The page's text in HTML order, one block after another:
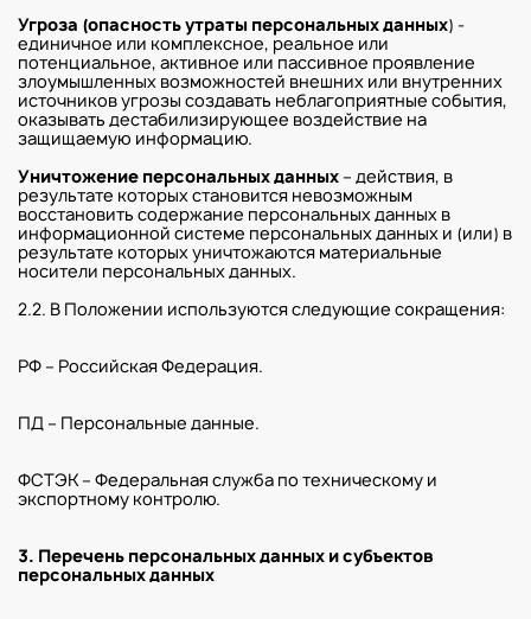
Угроза (опасность утраты персональных данных) -
единичное или комплексное, реальное или
потенциальное, активное или пассивное проявление
злоумышленных возможностей внешних или внутренних
источников угрозы создавать неблагоприятные события,
оказывать дестабилизирующее воздействие на
защищаемую информацию.
Уничтожение персональных данных – действия, в
результате которых становится невозможным
восстановить содержание персональных данных в
информационной системе персональных данных и (или) в
результате которых уничтожаются материальные
носители персональных данных.
2.2. В Положении используются следующие сокращения:
РФ – Российская Федерация.
ПД – Персональные данные.
ФСТЭК – Федеральная служба по техническому и
экспортному контролю.
3. Перечень персональных данных и субъектов
персональных данных